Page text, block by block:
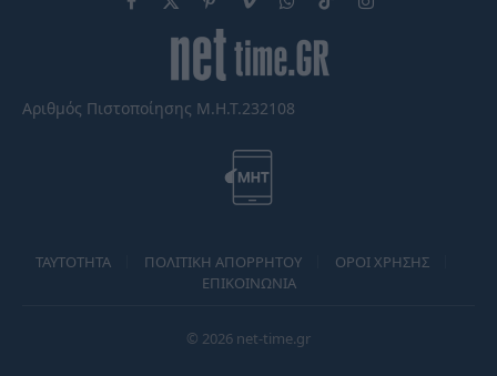
Facebook
X
(Twitter)
PinterestVimeoWhatsApp
TikTokInstagram
Αριθμός Πιστοποίησης Μ.Η.Τ.232108
TAYTOTHTA ΠΟΛΙΤΙΚΗ ΑΠΟΡΡΗΤΟΥ
ΟΡΟΙ ΧΡΗΣΗΣ
ΕΠΙΚΟΙΝΩΝΙΑ
© 2026 net-time.gr